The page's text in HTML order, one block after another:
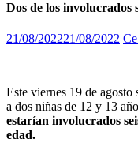
Dos de los involucrados
21/08/202221/08/2022
Este viernes 19 de
a dos niñas de 12 y 13
estarían involucrados
edad.